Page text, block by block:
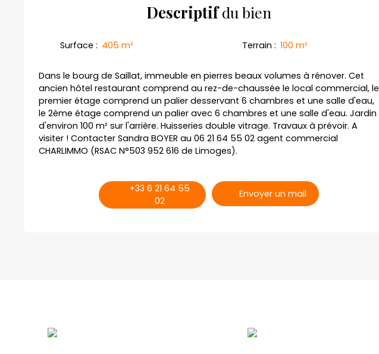
Descriptifdu bien
Surface : 405 m² Terrain : 100 m²
Dans le bourg de Saillat, immeuble en pierres beaux volumes à rénover. Cet
ancien hôtel restaurant comprend au rez-de-chaussée le local commercial, le
premier étage comprend un palier desservant 6 chambres et une salle d'eau,
le 2ème étage comprend un palier avec 6 chambres et une salle d'eau. Jardin
d'environ 100 m² sur l'arrière. Huisseries double vitrage. Travaux à prévoir. A
visiter ! Contacter Sandra BOYER au 06 21 64 55 02 agent commercial
CHARLIMMO (RSAC N°503 952 616 de Limoges).
+33 6 21 64 55
02
Envoyer un mail